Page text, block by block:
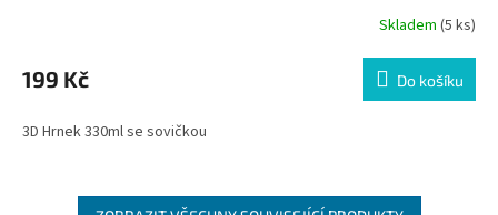
Skladem (5 ks)
199 Kč Do košíku
3D Hrnek 330ml se sovičkou